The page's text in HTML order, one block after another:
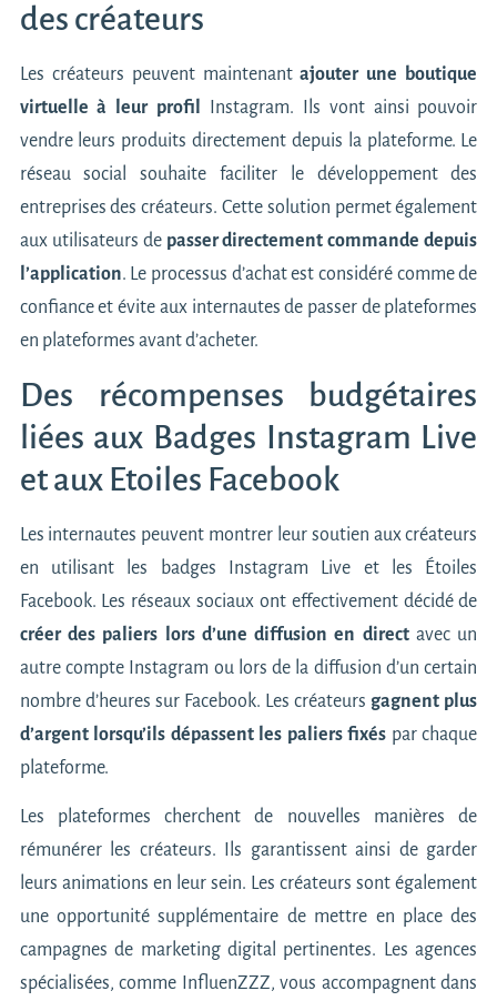
des créateurs
Les créateurs peuvent maintenantajouter une boutique
virtuelle à leur profil
Instagram. Ils vont ainsi pouvoir
vendre leurs produits directement depuis la plateforme. Le
réseau social souhaite faciliter le développement des
entreprises des créateurs. Cette solution permet également
aux utilisateurs de passer directement commande depuis
l’application. Le processus d’achat est considéré comme de
confiance et évite aux internautes de passer de plateformes
en plateformes avant d’acheter.
Des récompenses budgétaires
liées aux Badges Instagram Live
et aux Etoiles Facebook
Les internautes peuvent montrer leur soutien aux créateurs
en utilisant les badges Instagram Live et les Étoiles
Facebook. Les réseaux sociaux ont effectivement décidé de
créer des paliers lors d’une diffusion en directavec un
autre compte Instagram ou lors de la diffusion d’un certain
nombre d’heures sur Facebook. Les créateurs gagnent plus
d’argent lorsqu’ils dépassent les paliers fixés par chaque
plateforme.
Les plateformes cherchent de nouvelles manières de
rémunérer les créateurs. Ils garantissent ainsi de garder
leurs animations en leur sein. Les créateurs sont également
une opportunité supplémentaire de mettre en place des
campagnes de marketing digital pertinentes. Les agences
spécialisées, comme InfluenZZZ, vous accompagnent dans